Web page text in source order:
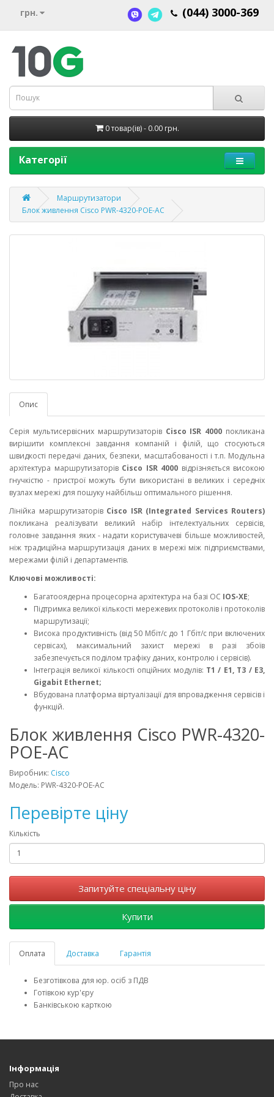
грн. (044) 3000-369
0 товар(ів) - 0.00 грн.
Категорії
Маршрутизатори
Блок живлення Cisco PWR-4320-POE-AC
Опис
Серія мультисервісних маршрутизаторів Cisco ISR 4000 покликана
вирішити комплексні завдання компаній і філій, що стосуються
швидкості передачі даних, безпеки, масштабованості і т.п. Модульна
архітектура маршрутизаторів Cisco ISR 4000 відрізняється високою
гнучкістю - пристрої можуть бути використані в великих і середніх
вузлах мережі для пошуку найбільш оптимального рішення.
Лінійка маршрутизаторів Cisco ISR (Integrated Services Routers)
покликана реалізувати великий набір інтелектуальних сервісів,
головне завдання яких - надати користувачеві більше можливостей,
ніж традиційна маршрутизація даних в мережі між підприємствами,
мережами філій і департаментів.
Ключові можливості:
Багатооядерна процесорна архітектура на базі ОС IOS-XE;
Підтримка великої кількості мережевих протоколів і протоколів
маршрутизації;
Висока продуктивність (від 50 Мбіт/с до 1 Гбіт/с при включених
сервісах), максимальний захист мережі в разі збоїв
забезпечується поділом трафіку даних, контролю і сервісів).
Інтеграція великої кількості опційних модулів: T1 / E1, T3 / E3,
Gigabit Ethernet;
Вбудована платформа віртуалізації для впровадження сервісів і
функцій.
Блок живлення Cisco PWR-4320-
POE-AC
Виробник: Cisco
Модель: PWR-4320-POE-AC
Перевірте ціну
Кількість
Запитуйте спеціальну ціну
Купити
Оплата Доставка Гарантія
Безготівкова для юр. осіб з ПДВ
Готівкою кур'єру
Банківською карткою
Інформація
Про нас